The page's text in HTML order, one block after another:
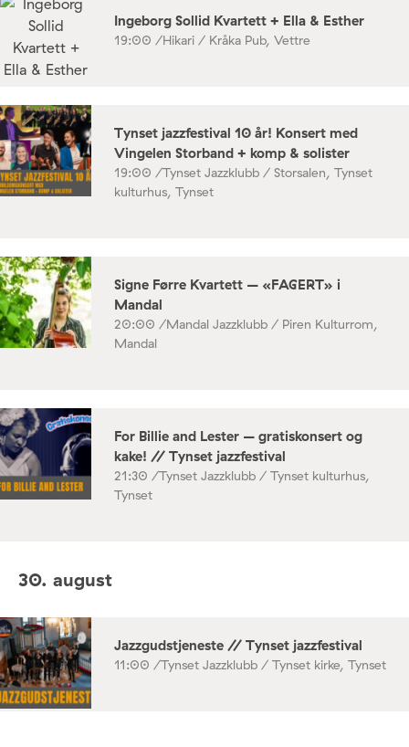
Ingeborg Sollid Kvartett + Ella & Esther
19:00 /Hikari / Kråka Pub, Vettre
Tynset jazzfestival 10 år! Konsert med
Vingelen Storband + komp & solister
19:00 /Tynset Jazzklubb / Storsalen, Tynset
kulturhus, Tynset
Signe Førre Kvartett – «FAGERT» i
Mandal
20:00 /Mandal Jazzklubb / Piren Kulturrom,
Mandal
For Billie and Lester – gratiskonsert og
kake! // Tynset jazzfestival
21:30 /Tynset Jazzklubb / Tynset kulturhus,
Tynset
30. august
Jazzgudstjeneste // Tynset jazzfestival
11:00 /Tynset Jazzklubb / Tynset kirke, Tynset